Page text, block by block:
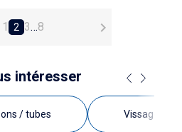
1 2 3…8 
intéresser
/ tubes Vissage